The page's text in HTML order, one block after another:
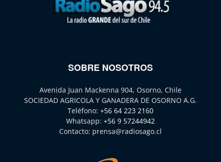
SOBRE NOSOTROS
Avenida Juan Mackenna 904, Osorno, Chile
SOCIEDAD AGRICOLA Y GANADERA DE OSORNO A.G.
Teléfono: +56 64 223 2160
Whatsapp: +56 9 57244942
Contacto: prensa@radiosago.cl